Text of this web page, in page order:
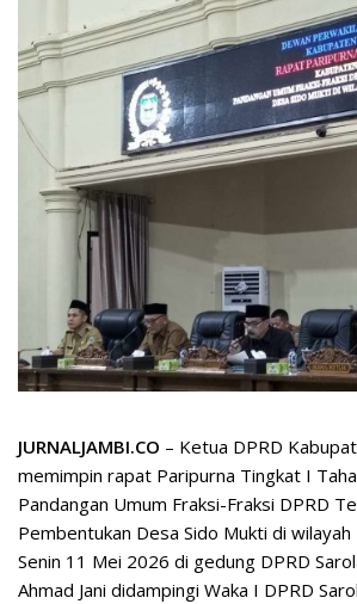
JURNALJAMBI.CO – Ketua DPRD
memimpin rapat Paripurna Tingkat I
Pandangan Umum Fraksi-Fraksi DPRD
Pembentukan Desa Sido Mukti di wilayah
Senin 11 Mei 2026 di gedung DPRD
Ahmad Jani didampingi Waka I DPRD